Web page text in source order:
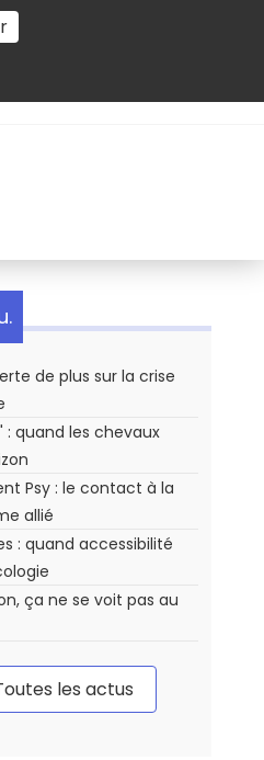
de plus sur la crise
: quand les chevaux
Psy : le contact à la
allié
: quand accessibilité
ça ne se voit pas au
les actus